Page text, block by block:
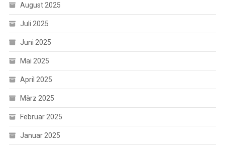
August 2025
Juli 2025
Juni 2025
Mai 2025
April 2025
März 2025
Februar 2025
Januar 2025